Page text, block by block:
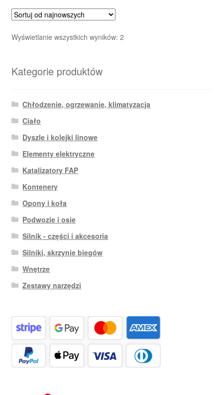
Wyświetlanie wszystkich wyników: 2Posortowane
Kategorie produktów
Chłodzenie, ogrzewanie, klimatyzacja
Ciało
Dyszle i kolejki linowe
Elementy elektryczne
Katalizatory FAP
Kontenery
Opony i koła
Podwozie i osie
Silnik - części i akcesoria
Silniki, skrzynie biegów
Wnętrze
Zestawy narzędzi